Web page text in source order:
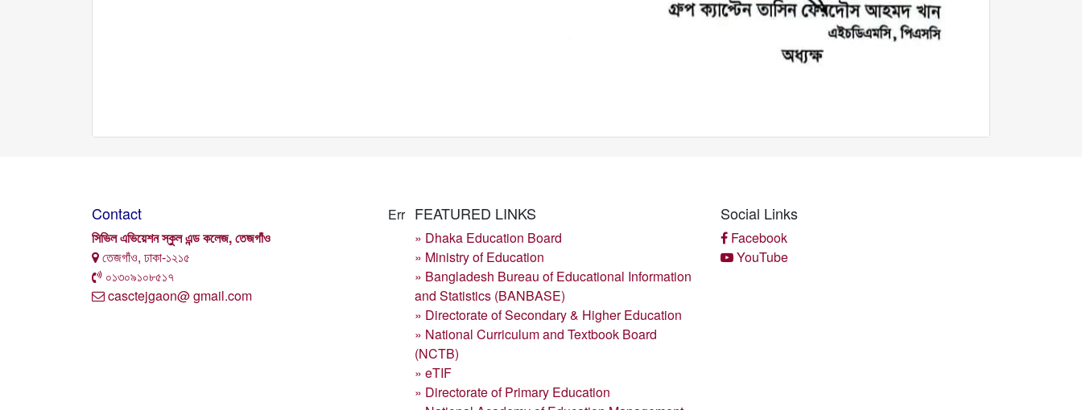
Contact
সিভিল এভিয়েশন স্কুল এন্ড কলেজ, তেজগাঁও
তেজগাঁও, ঢাকা-১২১৫
০১৩০৯১০৮৫১৭
casctejgaon@ gmail.com
Err FEATURED LINKS
» Dhaka Education Board
» Ministry of Education
» Bangladesh Bureau of Educational Information
and Statistics (BANBASE)
» Directorate of Secondary & Higher Education
» National Curriculum and Textbook Board
(NCTB)
» eTIF
» Directorate of Primary Education
Social Links
Facebook
YouTube